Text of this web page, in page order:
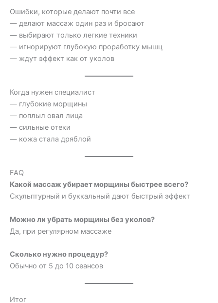
Ошибки, которые делают почти все
— делают массаж один раз и бросают
— выбирают только легкие техники
— игнорируют глубокую проработку мышц
— ждут эффект как от уколов
Когда нужен специалист
— глубокие морщины
— поплыл овал лица
— сильные отеки
— кожа стала дряблой
FAQ
Какой массаж убирает морщины быстрее всего?
Скульптурный и буккальный дают быстрый эффект
Можно ли убрать морщины без уколов?
Да, при регулярном массаже
Сколько нужно процедур?
Обычно от 5 до 10 сеансов
Итог